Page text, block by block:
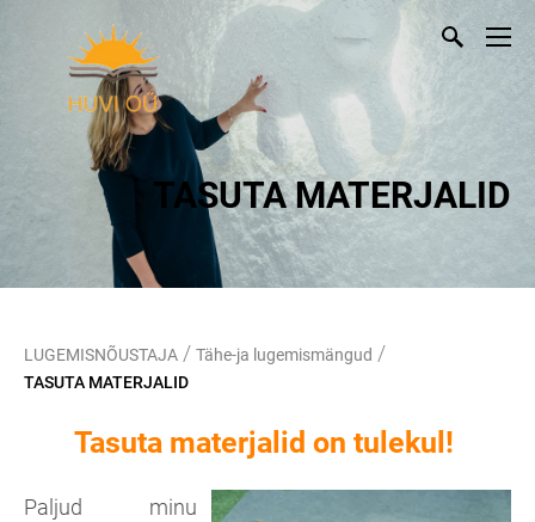
TASUTA MATERJALID
LUGEMISNÕUSTAJA / Tähe-ja lugemismängud /
TASUTA MATERJALID
Tasuta materjalid on tulekul!
Paljud minu